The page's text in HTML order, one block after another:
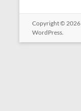
Copyright © 2026
WordPress.